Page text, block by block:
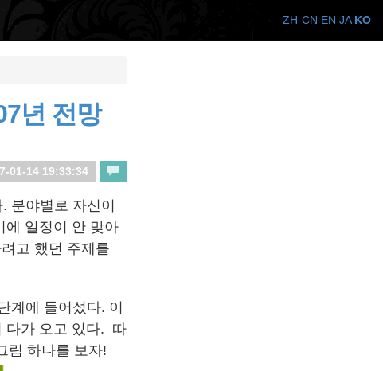
년 전망
01-14 19:33:34
분야별로 자신이
에 일정이 안 맞아
고 했던 주제를
계에 들어섰다. 이
다가 오고 있다. 따
림 하나를 보자!
ZH-CN EN JA KO